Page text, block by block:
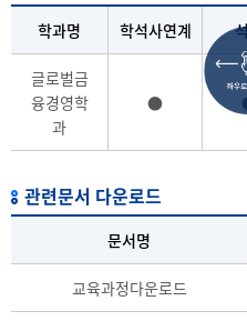
학과명 학석사연계
글로벌금
융경영학
과
●
관련문서 다운로드
문서명
교육과정다운로드